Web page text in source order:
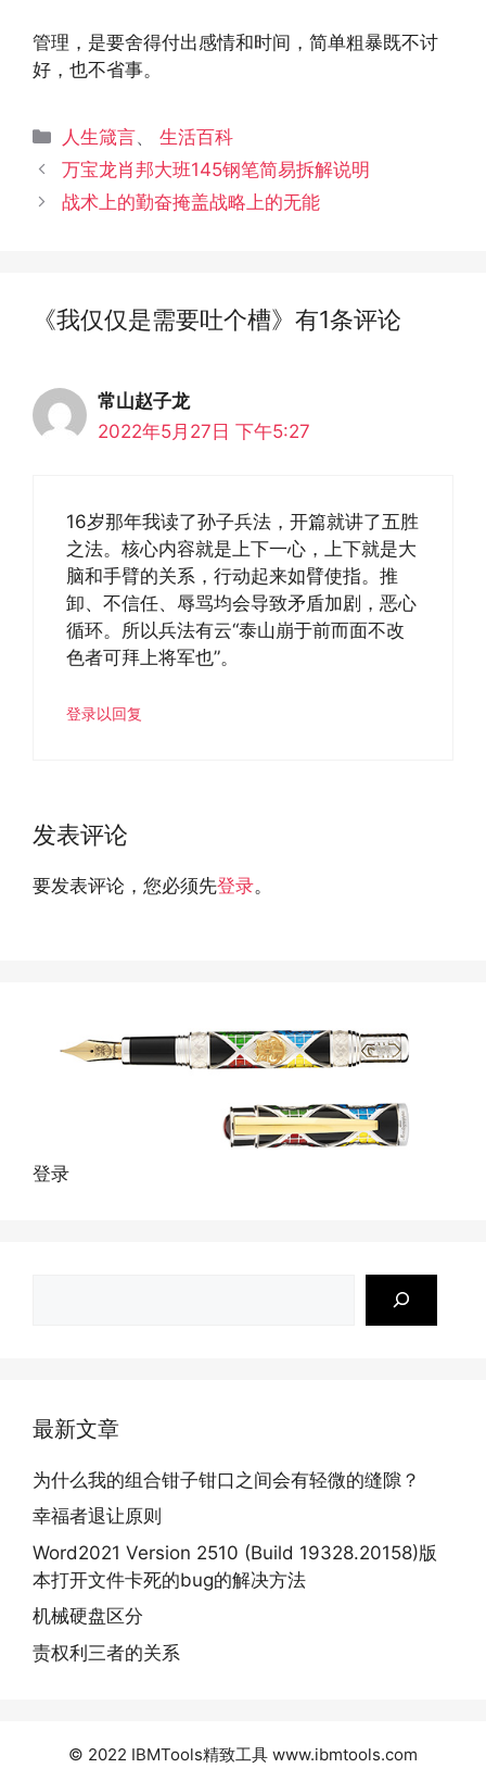
管理，是要舍得付出感情和时间，简单粗暴既不讨
好，也不省事。
分
类
人生箴言、生活百科
文
章
万宝龙肖邦大班145钢笔简易拆解说明
战术上的勤奋掩盖战略上的无能
《我仅仅是需要吐个槽》有1条评论
常山赵子龙
2022年5月27日 下午5:27
16岁那年我读了孙子兵法，开篇就讲了五胜
之法。核心内容就是上下一心，上下就是大
脑和手臂的关系，行动起来如臂使指。推
卸、不信任、辱骂均会导致矛盾加剧，恶心
循环。所以兵法有云“泰山崩于前而面不改
色者可拜上将军也”。
登录以回复
发表评论
要发表评论，您必须先登录。
登录
最新文章
为什么我的组合钳子钳口之间会有轻微的缝隙？
幸福者退让原则
Word2021 Version 2510 (Build 19328.20158)版
本打开文件卡死的bug的解决方法
机械硬盘区分
责权利三者的关系
© 2022 IBMTools精致工具 www.ibmtools.com